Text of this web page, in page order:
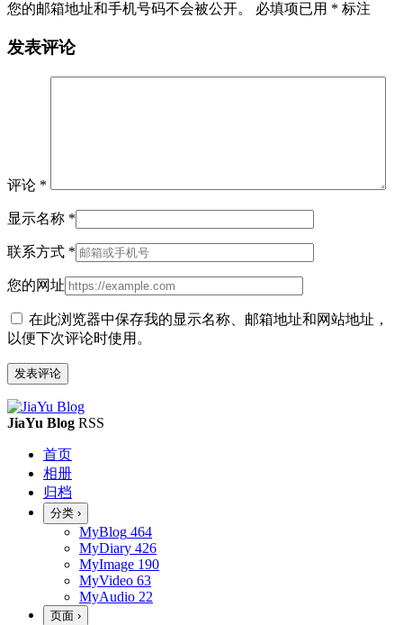
您的邮箱地址和手机号码不会被公开。 必填项已用 * 标注
发表评论
评论 *
显示名称 *
联系方式 *
您的网址
在此浏览器中保存我的显示名称、邮箱地址和网站地址，
以便下次评论时使用。
JiaYu Blog RSS
首页
相册
归档
分类 ›
MyBlog 464
MyDiary 426
MyImage 190
MyVideo 63
MyAudio 22
页面 ›